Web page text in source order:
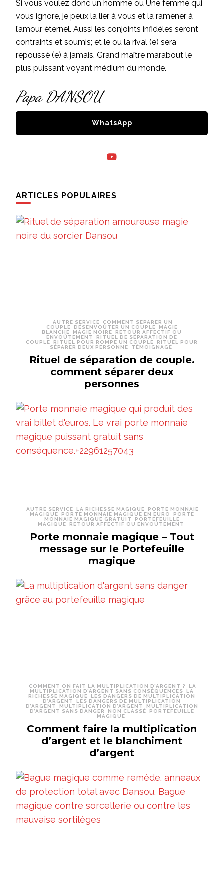
Si vous voulez donc un homme ou Une femme qui
vous ignore, je peux la lier à vous et la ramener à
l’amour éternel. Aussi les conjoints infidèles seront
contraints et soumis; et le ou la rival (e) sera
repoussé (e) à jamais. Grand maître marabout le
plus puissant voyant médium du monde.
Papa DANSOU
WhatsApp
ARTICLES POPULAIRES
AUTRE SERVICE
COMMENT SÉPARER UN
COUPLE
DÉSENVOÛTER UN COUPLE
MAGIE
BLANCHE
MAGIE NOIRE
RETOUR AFFECTIF OU
ENVOÛTEMENT
RITUEL DE SÉPARATION DE
COUPLE
RITUEL POUR ROMPE UN COUPLE
RITUEL POUR
SÉPARER DEUX PERSONNE
TÉMOIGNAGE
Rituel de séparation de couple.
comment séparer deux
personnes
AUTRE SERVICE LA RICHESSE MAGIQUE
PORTE MONNAIE
MAGIQUE
PORTE MONNAIE MAGIQUE EN EURO
PORTE
MONNAIE MAGIQUE GRATUIT
PORTEFEUILLE
MAGIQUE
RETOUR AFFECTIF OU ENVOÛTEMENT
Porte monnaie magique – Tout
message sur le Portefeuille
magique
COMMENT ON FAIT LA MULTIPLICATION D’ARGENT ?
LA
MULTIPLICATION D’ARGENT SANS CONSÉQUENCES
LA
RICHESSE MAGIQUE
LES DANGERS DE MULTIPLICATION
D’ARGENT
LES DANGERS DE MULTIPLICATION
D’ARGENT
MULTIPLICATION D’ARGENT
MULTIPLICATION
D’ARGENT SANS DANGER
NON CLASSÉ
PORTEFEUILLE
MAGIQUE
Comment faire la multiplication
d’argent et le blanchiment
d’argent